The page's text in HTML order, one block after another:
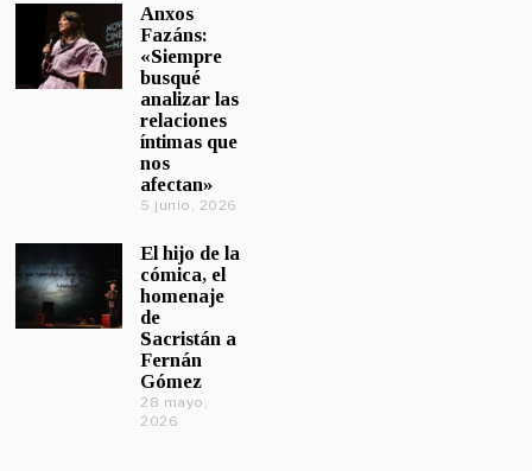
Anxos
Fazáns:
«Siempre
busqué
analizar las
relaciones
íntimas que
nos
afectan»
5 junio, 2026
El hijo de la
cómica, el
homenaje
de
Sacristán a
Fernán
Gómez
28 mayo,
2026